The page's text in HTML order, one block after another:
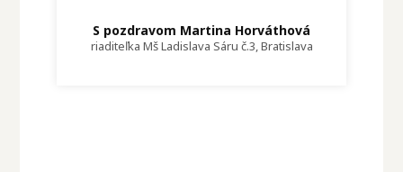
S pozdravom Martina Horváthová
riaditeľka Mš Ladislava Sáru č.3, Bratislava